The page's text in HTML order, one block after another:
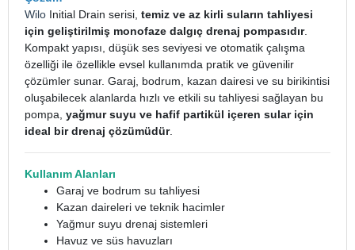
Wilo Initial Drain serisi, temiz ve az kirli suların tahliyesi
için geliştirilmiş monofaze dalgıç drenaj pompasıdır.
Kompakt yapısı, düşük ses seviyesi ve otomatik çalışma
özelliği ile özellikle evsel kullanımda pratik ve güvenilir
çözümler sunar. Garaj, bodrum, kazan dairesi ve su birikintisi
oluşabilecek alanlarda hızlı ve etkili su tahliyesi sağlayan bu
pompa, yağmur suyu ve hafif partikül içeren sular için
ideal bir drenaj çözümüdür.
Kullanım Alanları
Garaj ve bodrum su tahliyesi
Kazan daireleri ve teknik hacimler
Yağmur suyu drenaj sistemleri
Havuz ve süs havuzları